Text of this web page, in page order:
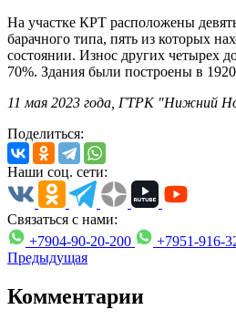
На участке КРТ расположены
барачного типа, пять из которых
состоянии. Износ других четырех
70%. Здания были построены в
11 мая 2023 года, ГТРК "Нижний
Поделиться:
Наши соц. сети:
Связаться с нами:
+7904-90-20-200
+7951-916-
Предыдущая
Комментарии